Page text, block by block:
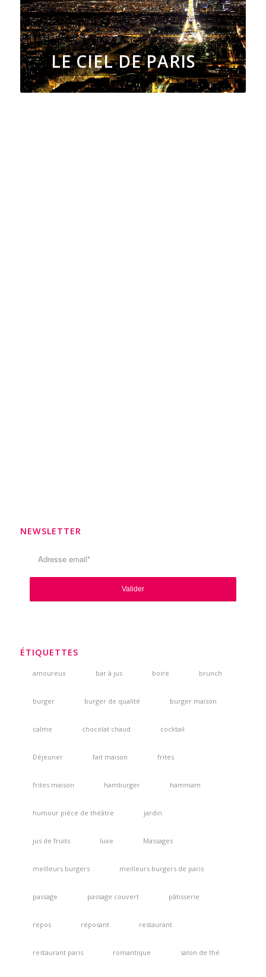
LE CIEL DE PARIS
NEWSLETTER
ÉTIQUETTES
amoureux bar à jus boire brunch
burger burger de qualité burger maison
calme chocolat chaud cocktail
Déjeuner fait maison frites
frites maison hamburger hammam
humour pièce de théâtre jardin
jus de fruits luxe Massages
meilleurs burgers meilleurs burgers de paris
passage passage couvert pâtisserie
repos reposant restaurant
restaurant paris romantique salon de thé